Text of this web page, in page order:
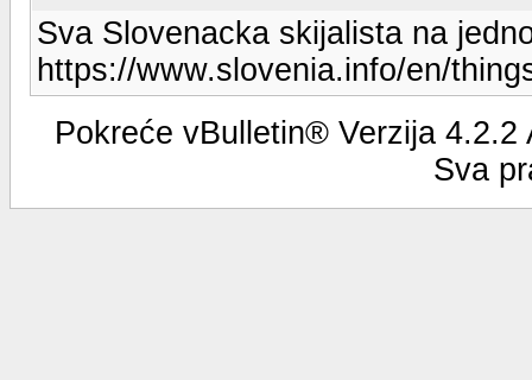
Sva Slovenacka skijalista na
https://www.slovenia.info/en/
Pokreće vBulletin® Verzija
Sva